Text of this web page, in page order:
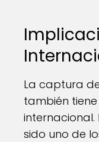
La captura
también
internacional.
sido uno de